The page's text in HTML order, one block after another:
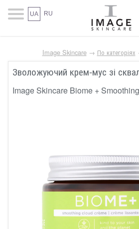
UA RU
Image Skincare → По категоріях
Зволожуючий крем-мус зі
Image Skincare Biome +